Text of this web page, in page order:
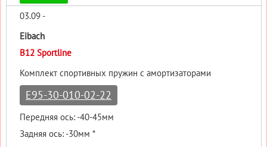
03.09 -
Eibach
B12 Sportline
Комплект спортивных пружин с амортизаторами
E95-30-010-02-22
Передняя ось: -40-45мм
Задняя ось: -30мм *